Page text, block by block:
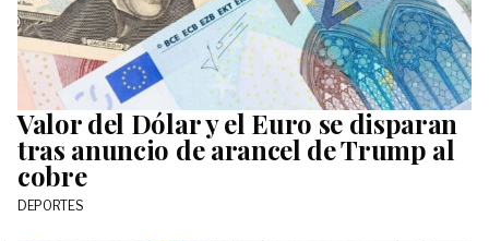
Valor del Dólar y el Euro se disparan
tras anuncio de arancel de Trump al
cobre
DEPORTES